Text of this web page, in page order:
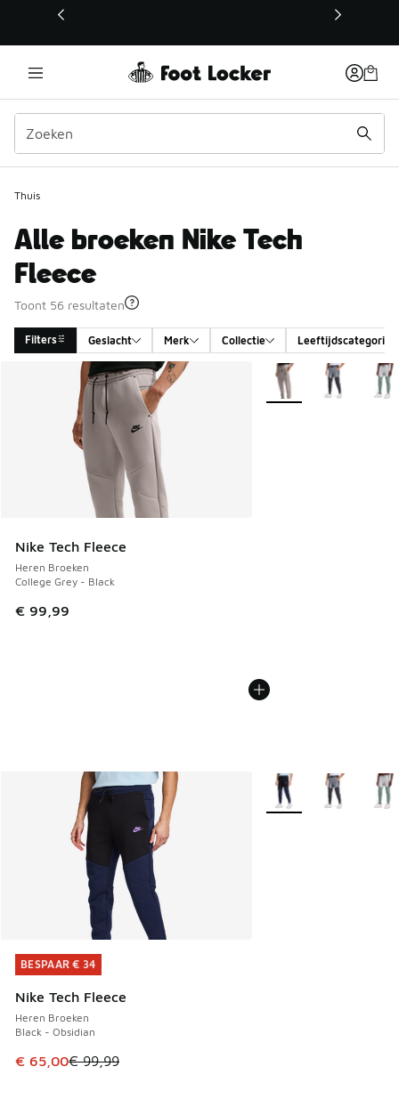
Deze link wordt geopend in een nieuw venster
Thuis
Alle broeken Nike Tech
Fleece
Toont 56 resultaten
Filters Geslacht Merk Collectie Leeftijdscategorie
Search Results
Nike Tech Fleece
Heren Broeken
College Grey - Black
€ 99,99
Meer kleuren
BESPAAR € 34
Nike Tech Fleece
Heren Broeken
Black - Obsidian
Dit artikel is in de uitverkoop. Dit artikel is in de
€ 65,00€ 99,99
BESPAAR € 34
Meer kleuren